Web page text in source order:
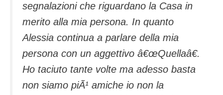
segnalazioni che riguardano la Casa in
merito alla mia persona. In quanto
Alessia continua a parlare della mia
persona con un aggettivo â€œQuellaâ€.
Ho taciuto tante volte ma adesso basta
non siamo piÃ¹ amiche io non la